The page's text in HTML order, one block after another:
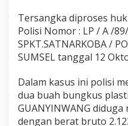
Tersangka diproses
Polisi Nomor : LP / A /
SPKT.SATNARKOBA /
SUMSEL tanggal 12
Dalam kasus ini polisi
dua buah bungkus
GUANYINWANG
dengan berat bruto